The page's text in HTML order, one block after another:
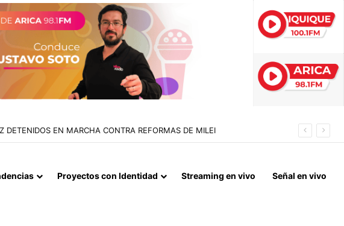
HACIA LA NORMALIZACIÓN DE VÍNCULOS BILATERALES
Proyectos con Identidad Streaming en vivo Señal en vivo